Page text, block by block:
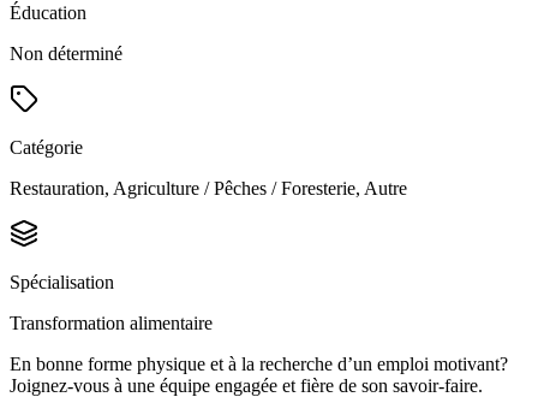
Éducation
Non déterminé
Catégorie
Restauration, Agriculture / Pêches / Foresterie, Autre
Spécialisation
Transformation alimentaire
En bonne forme physique et à la recherche d’un emploi motivant?
Joignez-vous à une équipe engagée et fière de son savoir-faire.